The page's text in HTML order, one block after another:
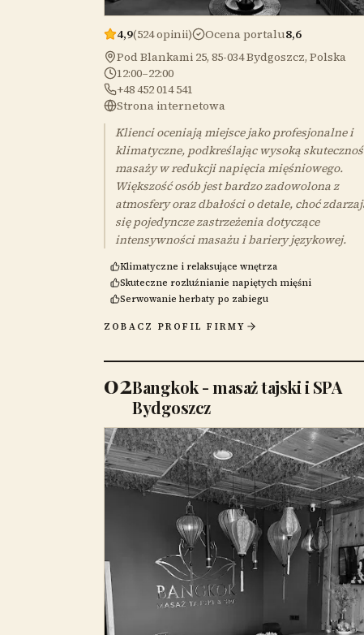
4,9(524 opinii) Ocena portalu8,6
Pod Blankami 25, 85-034 Bydgoszcz, Polska
12:00–22:00
+48 452 014 541
Strona internetowa
Klienci oceniają miejsce jako profesjonalne i
klimatyczne, podkreślając wysoką
masaży w redukcji napięcia mięśniowego.
Większość osób jest bardzo zadowolona z
atmosfery oraz dbałości o detale, choć
się pojedyncze zastrzeżenia dotyczące
intensywności masażu i bariery językowej.
Klimatyczne i relaksujące wnętrza
Skuteczne rozluźnianie napiętych mięśni
Serwowanie herbaty po zabiegu
ZOBACZ PROFIL FIRMY
02Bangkok - masaż tajski i SPA
Bydgoszcz